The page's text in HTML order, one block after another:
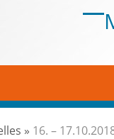
» 16. –